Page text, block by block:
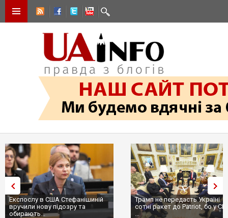
Експослу в США Стефанішиній
вручили нову підозру та
обирають...
Трамп не передасть Україні
сотні ракет до Patriot, бо у
...